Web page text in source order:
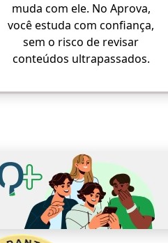
muda com ele. No Aprova,
você estuda com confiança,
sem o risco de revisar
conteúdos ultrapassados.